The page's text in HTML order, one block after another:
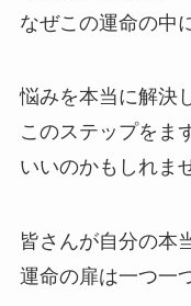
なぜこの運命の中
悩みを本当に解決
このステップをま
いいのかもしれま
皆さんが自分の本
運命の扉は一つ一